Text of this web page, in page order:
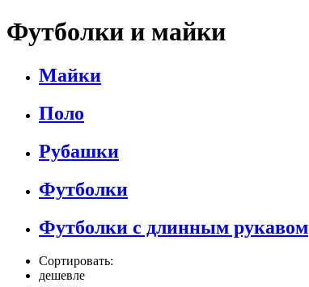
Футболки и майки
Майки
Поло
Рубашки
Футболки
Футболки с длинным рукавом
Сортировать:
дешевле